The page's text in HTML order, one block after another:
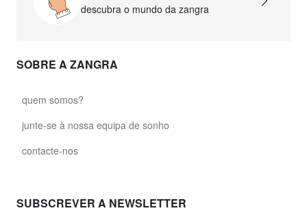
descubra o mundo da zangra
SOBRE A ZANGRA
quem somos?
junte-se à nossa equipa de sonho
contacte-nos
SUBSCREVER A NEWSLETTER